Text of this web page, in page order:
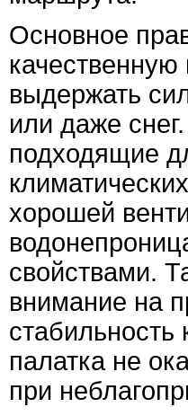
Основное
выдержать
или даже
подходящие
хорошей
свойствами.
внимание на
стабильность
палатка не
при